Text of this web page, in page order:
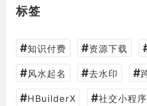
标签
#知识付费 #资源下载
#风水起名 #去水印 #
#HBuilderX #社交小程序